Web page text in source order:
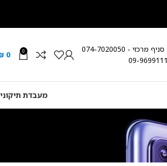
- 074-7020050
0
0
מעבדת